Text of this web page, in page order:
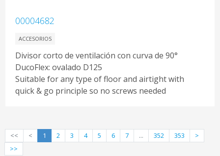
00004682
ACCESORIOS
Divisor corto de ventilación con curva de 90°
DucoFlex: ovalado D125
Suitable for any type of floor and airtight with
quick & go principle so no screws needed
<< < 1 2 3 4 5 6 7 ... 352 353
>
>>